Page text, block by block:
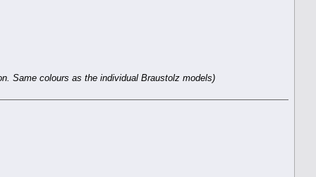
Same colours as the individual Braustolz models)